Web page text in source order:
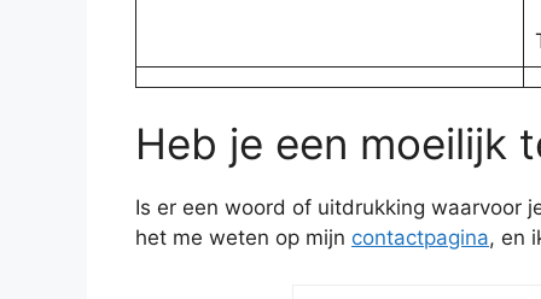
Heb je een moeilijk
Is er een woord of uitdrukking waarvoor
het me weten op mijn contactpagina, en